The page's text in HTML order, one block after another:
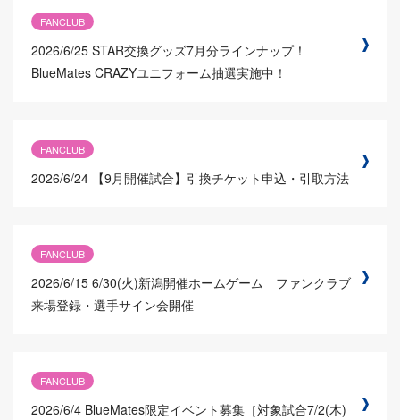
FANCLUB
2026/6/25 STAR交換グッズ7月分ラインナップ！
BlueMates CRAZYユニフォーム抽選実施中！
FANCLUB
2026/6/24 【9月開催試合】引換チケット申込・引取方法
FANCLUB
2026/6/15 6/30(火)新潟開催ホームゲーム ファンクラブ
来場登録・選手サイン会開催
FANCLUB
2026/6/4 BlueMates限定イベント募集［対象試合7/2(木)